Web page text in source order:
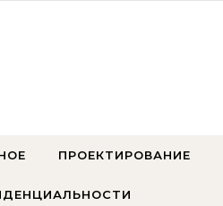
ПРОЕКТИРОВАНИЕ